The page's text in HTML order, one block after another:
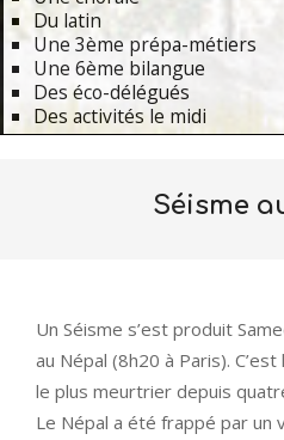
Du latin
Une 3ème prépa-métiers
Une 6ème bilangue
Des éco-délégués
Des activités le midi
Séisme
Un Séisme s’est produit
au Népal (8h20 à Paris).
le plus meurtrier depuis
Le Népal a été frappé par un